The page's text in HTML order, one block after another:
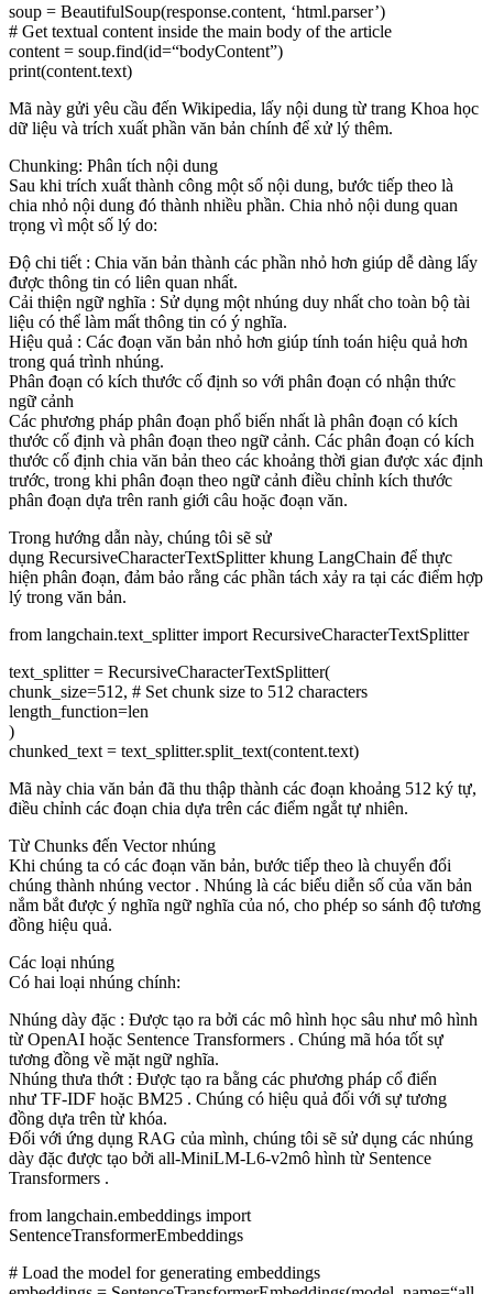
soup = BeautifulSoup(response.content, ‘html.parser’)
# Get textual content inside the main body of the article
content = soup.find(id=“bodyContent”)
print(content.text)
Mã này gửi yêu cầu đến Wikipedia, lấy nội dung từ trang Khoa học
dữ liệu và trích xuất phần văn bản chính để xử lý thêm.
Chunking: Phân tích nội dung
Sau khi trích xuất thành công một số nội dung, bước tiếp theo là
chia nhỏ nội dung đó thành nhiều phần. Chia nhỏ nội dung quan
trọng vì một số lý do:
Độ chi tiết : Chia văn bản thành các phần nhỏ hơn giúp dễ dàng lấy
được thông tin có liên quan nhất.
Cải thiện ngữ nghĩa : Sử dụng một nhúng duy nhất cho toàn bộ tài
liệu có thể làm mất thông tin có ý nghĩa.
Hiệu quả : Các đoạn văn bản nhỏ hơn giúp tính toán hiệu quả hơn
trong quá trình nhúng.
Phân đoạn có kích thước cố định so với phân đoạn có nhận thức
ngữ cảnh
Các phương pháp phân đoạn phổ biến nhất là phân đoạn có kích
thước cố định và phân đoạn theo ngữ cảnh. Các phân đoạn có kích
thước cố định chia văn bản theo các khoảng thời gian được xác định
trước, trong khi phân đoạn theo ngữ cảnh điều chỉnh kích thước
phân đoạn dựa trên ranh giới câu hoặc đoạn văn.
Trong hướng dẫn này, chúng tôi sẽ sử
dụng RecursiveCharacterTextSplitter khung LangChain để thực
hiện phân đoạn, đảm bảo rằng các phần tách xảy ra tại các điểm hợp
lý trong văn bản.
from langchain.text_splitterimport RecursiveCharacterTextSplitter
text_splitter = RecursiveCharacterTextSplitter(
chunk_size=512, # Set chunk size to 512 characters
length_function=len
)
chunked_text = text_splitter.split_text(content.text)
Mã này chia văn bản đã thu thập thành các đoạn khoảng 512 ký tự,
điều chỉnh các đoạn chia dựa trên các điểm ngắt tự nhiên.
Từ Chunks đến Vector nhúng
Khi chúng ta có các đoạn văn bản, bước tiếp theo là chuyển đổi
chúng thành nhúng vector . Nhúng là các biểu diễn số của văn bản
nắm bắt được ý nghĩa ngữ nghĩa của nó, cho phép so sánh độ tương
đồng hiệu quả.
Các loại nhúng
Có hai loại nhúng chính:
Nhúng dày đặc : Được tạo ra bởi các mô hình học sâu như mô hình
từ OpenAI hoặc Sentence Transformers . Chúng mã hóa tốt sự
tương đồng về mặt ngữ nghĩa.
Nhúng thưa thớt : Được tạo ra bằng các phương pháp cổ điển
như TF-IDF hoặc BM25 . Chúng có hiệu quả đối với sự tương
đồng dựa trên từ khóa.
Đối với ứng dụng RAG của mình, chúng tôi sẽ sử dụng các nhúng
dày đặc được tạo bởi all-MiniLM-L6-v2mô hình từ Sentence
Transformers .
from langchain.embeddings import
SentenceTransformerEmbeddings
# Load the model for generating embeddings